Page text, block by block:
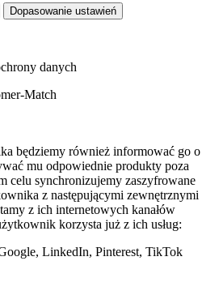
Dopasowanie ustawień
danych
Match
będziemy również informować go o
mu odpowiednie produkty poza
celu synchronizujemy zaszyfrowane
z następującymi zewnętrznymi
z ich internetowych kanałów
korzysta już z ich usług:
LinkedIn, Pinterest, TikTok